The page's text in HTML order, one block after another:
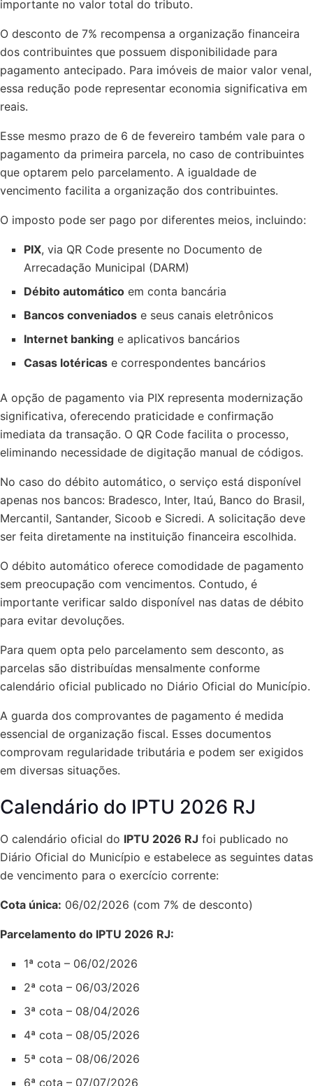
importante no valor total do tributo.
O desconto de 7% recompensa a organização financeira
dos contribuintes que possuem disponibilidade para
pagamento antecipado. Para imóveis de maior valor venal,
essa redução pode representar economia significativa em
reais.
Esse mesmo prazo de 6 de fevereiro também vale para o
pagamento da primeira parcela, no caso de contribuintes
que optarem pelo parcelamento. A igualdade de
vencimento facilita a organização dos contribuintes.
O imposto pode ser pago por diferentes meios, incluindo:
PIX, via QR Code presente no Documento de
Arrecadação Municipal (DARM)
Débito automático em conta bancária
Bancos conveniados e seus canais eletrônicos
Internet banking e aplicativos bancários
Casas lotéricas e correspondentes bancários
A opção de pagamento via PIX representa modernização
significativa, oferecendo praticidade e confirmação
imediata da transação. O QR Code facilita o processo,
eliminando necessidade de digitação manual de códigos.
No caso do débito automático, o serviço está disponível
apenas nos bancos: Bradesco, Inter, Itaú, Banco do Brasil,
Mercantil, Santander, Sicoob e Sicredi. A solicitação deve
ser feita diretamente na instituição financeira escolhida.
O débito automático oferece comodidade de pagamento
sem preocupação com vencimentos. Contudo, é
importante verificar saldo disponível nas datas de débito
para evitar devoluções.
Para quem opta pelo parcelamento sem desconto, as
parcelas são distribuídas mensalmente conforme
calendário oficial publicado no Diário Oficial do Município.
A guarda dos comprovantes de pagamento é medida
essencial de organização fiscal. Esses documentos
comprovam regularidade tributária e podem ser exigidos
em diversas situações.
Calendário do IPTU 2026 RJ
O calendário oficial do IPTU 2026 RJ foi publicado no
Diário Oficial do Município e estabelece as seguintes datas
de vencimento para o exercício corrente:
Cota única: 06/02/2026 (com 7% de desconto)
Parcelamento do IPTU 2026 RJ:
1ª cota – 06/02/2026
2ª cota – 06/03/2026
3ª cota – 08/04/2026
4ª cota – 08/05/2026
5ª cota – 08/06/2026
6ª cota – 07/07/2026